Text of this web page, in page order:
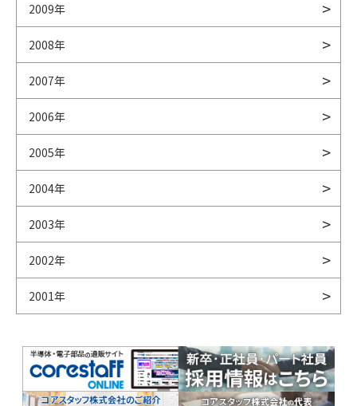
2009年
2008年
2007年
2006年
2005年
2004年
2003年
2002年
2001年